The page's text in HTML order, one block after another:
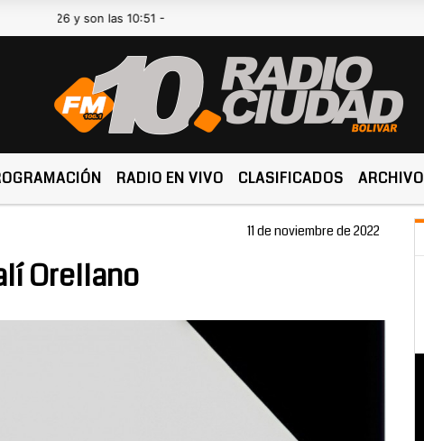
y son las 10:51 -
RADIO EN VIVO CLASIFICADOS ARCHIVO
11 de noviembre de 2022
Orellano